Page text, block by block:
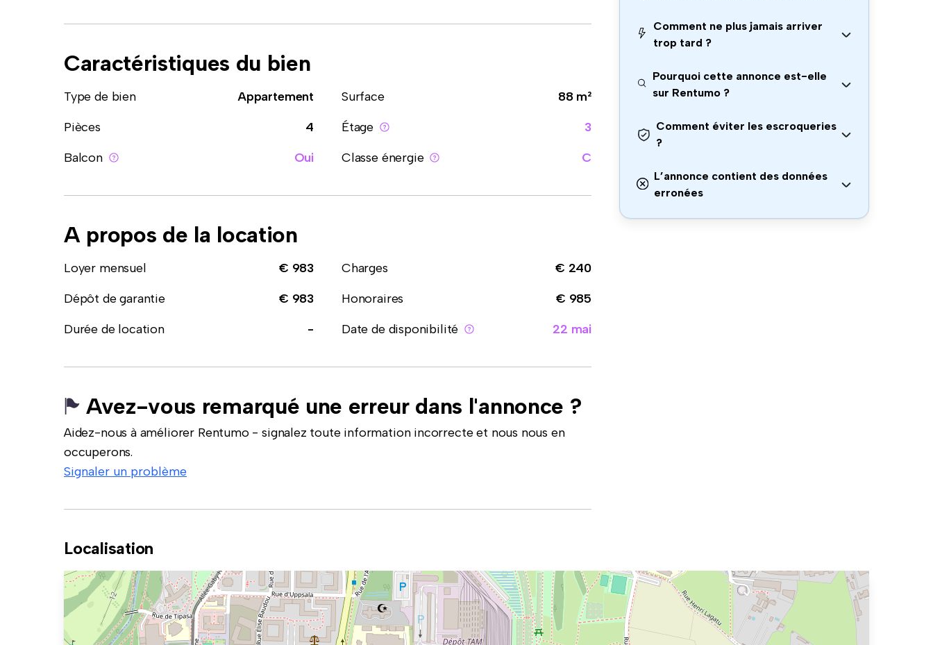
Caractéristiques du bien
Type de bien Appartement Surface
88 m²
Pièces
4 Étage
3
Balcon
Oui Classe énergie C
A propos de la location
Loyer mensuel € 983 Charges
€ 240
Dépôt de garantie
€ 983 Honoraires
€ 985
Durée de location
- Date de disponibilité 22 mai
Avez-vous remarqué une erreur dans l'annonce ?
Aidez-nous à améliorer Rentumo - signalez toute information incorrecte et nous nous en
occuperons.
Signaler un problème
Comment ne plus jamais arriver
trop tard ?
Pourquoi cette annonce est-elle
sur Rentumo ?
Comment éviter les escroqueries
?
L’annonce contient des données
erronées
Localisation